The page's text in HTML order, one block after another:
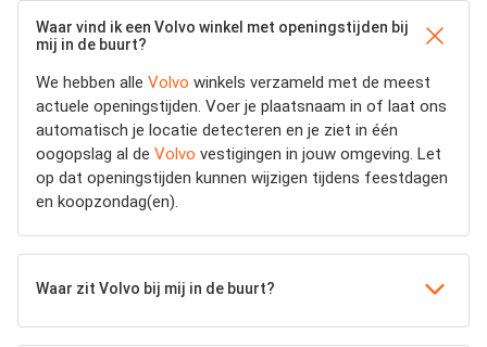
Waar vind ik een Volvo winkel met openingstijden bij
mij in de buurt?
We hebben alle Volvo winkels verzameld met de meest
actuele openingstijden. Voer je plaatsnaam in of laat ons
automatisch je locatie detecteren en je ziet in één
oogopslag al de Volvo vestigingen in jouw omgeving. Let
op dat openingstijden kunnen wijzigen tijdens feestdagen
en koopzondag(en).
Waar zit Volvo bij mij in de buurt?